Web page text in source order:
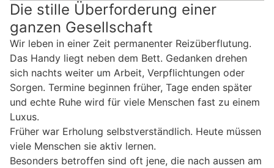
Die stille Überforderung einer
ganzen Gesellschaft
Wir leben in einer Zeit permanenter Reizüberflutung.
Das Handy liegt neben dem Bett. Gedanken drehen
sich nachts weiter um Arbeit, Verpflichtungen oder
Sorgen. Termine beginnen früher, Tage enden später
und echte Ruhe wird für viele Menschen fast zu einem
Luxus.
Früher war Erholung selbstverständlich. Heute müssen
viele Menschen sie aktiv lernen.
Besonders betroffen sind oft jene, die nach aussen am